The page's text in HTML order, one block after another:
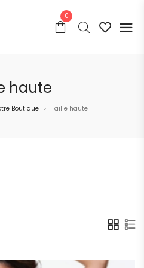
0
haute
Boutique > Taille haute